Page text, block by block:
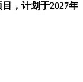
，计划于2027年